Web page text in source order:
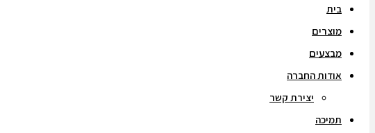
בית
מוצרים
מבצעים
אודות החברה
יצירת קשר
תמיכה